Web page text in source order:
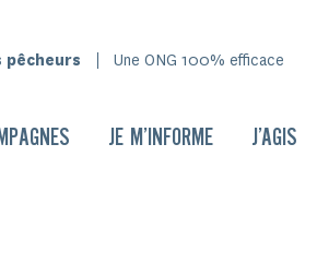
Une ONG 100% efficace
JE M’INFORME J’AGIS